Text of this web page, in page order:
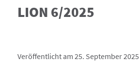
LION 6/2025
Veröffentlicht am 25. September 2025